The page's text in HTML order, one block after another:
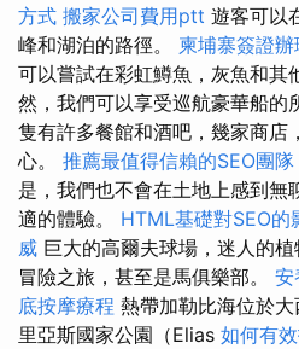
方式 搬家公司費用ptt 遊客可以
峰和湖泊的路徑。 柬埔寨簽證
可以嘗試在彩虹鱒魚，灰魚和其
然，我們可以享受巡航豪華船的
隻有許多餐館和酒吧，幾家商店
心。 推薦最值得信賴的SEO團隊
是，我們也不會在土地上感到無
適的體驗。 HTML基礎對SEO的
威 巨大的高爾夫球場，迷人的植
冒險之旅，甚至是馬俱樂部。 安
底按摩療程 熱帶加勒比海位於
里亞斯國家公園（Elias 如何有